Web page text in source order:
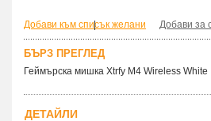
Добави към списък желани
| Добави за
БЪРЗ ПРЕГЛЕД
Геймърска мишка Xtrfy M4 Wireless White
ДЕТАЙЛИ